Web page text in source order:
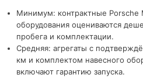
Минимум: контрактные Porsche
оборудования оцениваются
пробега и комплектации.
Средняя: агрегаты с
км и комплектом навесного
включают гарантию запуска.